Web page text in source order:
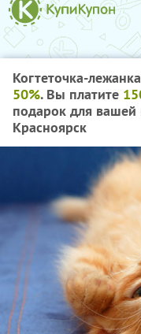
Когтеточка-
50%. Вы платите
подарок для
Красноярск